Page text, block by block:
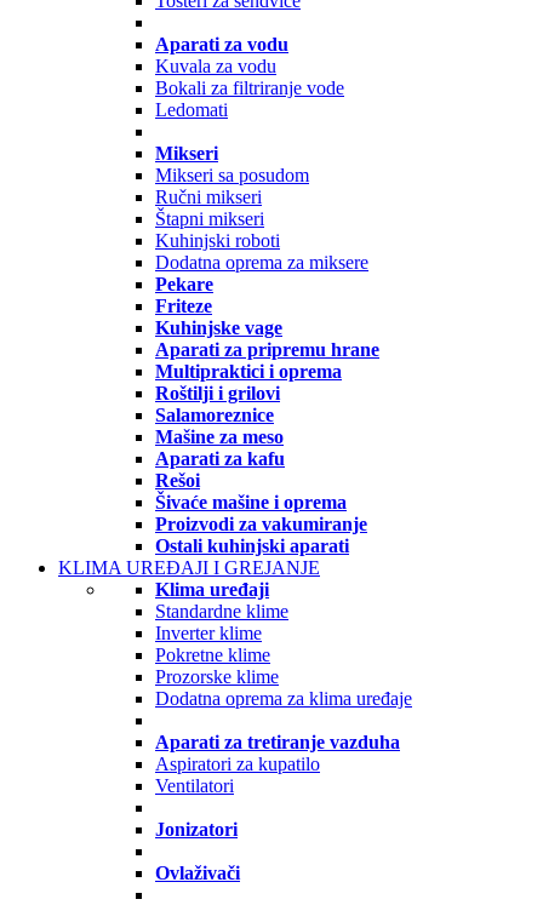
Aparati za vodu
Kuvala za vodu
Bokali za filtriranje vode
Ledomati
Mikseri
Mikseri sa posudom
Ručni mikseri
Štapni mikseri
Kuhinjski roboti
Dodatna oprema za miksere
Pekare
Friteze
Kuhinjske vage
Aparati za pripremu hrane
Multipraktici i oprema
Roštilji i grilovi
Salamoreznice
Mašine za meso
Aparati za kafu
Rešoi
Šivaće mašine i oprema
Proizvodi za vakumiranje
Ostali kuhinjski aparati
KLIMA UREĐAJI I GREJANJE
Klima uređaji
Standardne klime
Inverter klime
Pokretne klime
Prozorske klime
Dodatna oprema za klima uređaje
Aparati za tretiranje vazduha
Aspiratori za kupatilo
Ventilatori
Jonizatori
Ovlaživači